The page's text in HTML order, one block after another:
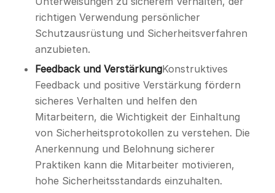
richtigen Verwendung persönlicher
Schutzausrüstung und Sicherheitsverfahren
anzubieten.
Feedback und VerstärkungKonstruktives
Feedback und positive Verstärkung fördern
sicheres Verhalten und helfen den
Mitarbeitern, die Wichtigkeit der Einhaltung
von Sicherheitsprotokollen zu verstehen. Die
Anerkennung und Belohnung sicherer
Praktiken kann die Mitarbeiter motivieren,
hohe Sicherheitsstandards einzuhalten.